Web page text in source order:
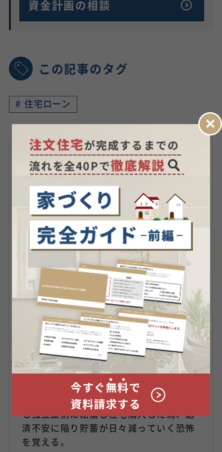
資金計画の相談
この記事のタグ
# 住宅ローン
記事監修者
1級ファイナンシャル・プラ
ンニング技能士 ／ 渡辺 知
光
大学卒業後、積水化学工業に入社し住宅
「セキスイハイム」を販売。3年8カ月千
葉県内で営業に従事し、営業表彰を6期
連続受賞。
途中、母の急死に直面し、自分の将来に
ついて悩み始める。結果、大学のゼミで
学んだ「保険」事業に実際に携わりたい
と思いFP資格を取得して日本生命に転
職。４年間営業に従事したが、顧客に対
して提供出来る商品がなく退職を決意。
FP兼保険代理店を開業する。
収入も顧客もゼロからのスタート。しか
も独立直前に結婚し住宅購入した為、返
済不安に陥り貯蓄が日々減っていく恐怖
を覚える。